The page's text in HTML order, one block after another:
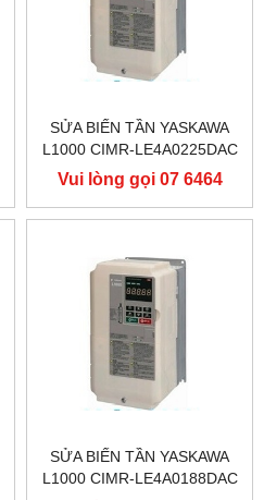
SỬA BIẾN TẦN YASKAWA
L1000 CIMR-LE4A0225DAC
400V 110KW, BIẾN TẦN
YASKAWA L1000
Vui lòng gọi 07 6464
9556
SỬA BIẾN TẦN YASKAWA
L1000 CIMR-LE4A0188DAC